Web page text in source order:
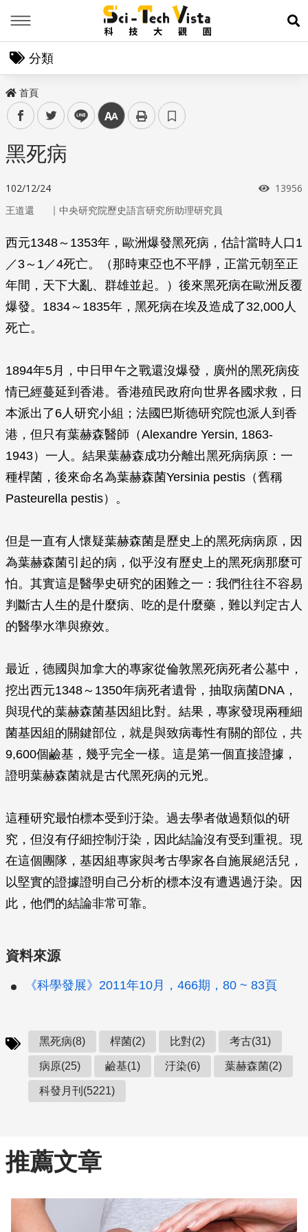
展
分類
首頁
facebooktwitter line 中
黑死病
102/12/24 瀏覽次
13956
王道還 ｜ 中央研究院歷史語言研究所助理研究員
西元1348～1353年，歐洲爆發黑死病，估計當時人口1
／3～1／4死亡。（那時東亞也不平靜，正當元朝至正
年間，天下大亂、群雄並起。）後來黑死病在歐洲反覆
爆發。1834～1835年，黑死病在埃及造成了32,000人
死亡。
1894年5月，中日甲午之戰還沒爆發，廣州的黑死病疫
情已經蔓延到香港。香港殖民政府向世界各國求救，日
本派出了6人研究小組；法國巴斯德研究院也派人到香
港，但只有葉赫森醫師（Alexandre Yersin, 1863-
1943）一人。結果葉赫森成功分離出黑死病病原：一
種桿菌，後來命名為葉赫森菌Yersinia pestis （舊稱
Pasteurella pestis）。
但是一直有人懷疑葉赫森菌是歷史上的黑死病病原，因
為葉赫森菌引起的病，似乎沒有歷史上的黑死病那麼可
怕。其實這是醫學史研究的困難之一：我們往往不容易
判斷古人生的是什麼病、吃的是什麼藥，難以判定古人
的醫學水準與療效。
最近，德國與加拿大的專家從倫敦黑死病死者公墓中，
挖出西元1348～1350年病死者遺骨，抽取病菌DNA，
與現代的葉赫森菌基因組比對。結果，專家發現兩種細
菌基因組的關鍵部位，就是與致病毒性有關的部位，共
9,600個鹼基，幾乎完全一樣。這是第一個直接證據，
證明葉赫森菌就是古代黑死病的元兇。
這種研究最怕標本受到汙染。過去學者做過類似的研
究，但沒有仔細控制汙染，因此結論沒有受到重視。現
在這個團隊，基因組專家與考古學家各自施展絕活兒，
以堅實的證據證明自己分析的標本沒有遭遇過汙染。因
此，他們的結論非常可靠。
資料來源
《科學發展》2011年10月，466期，80 ~ 83頁
黑死病(8) 桿菌(2) 比對(2) 考古(31)
病原(25) 鹼基(1) 汙染(6) 葉赫森菌(2)
科發月刊(5221)
推薦文章